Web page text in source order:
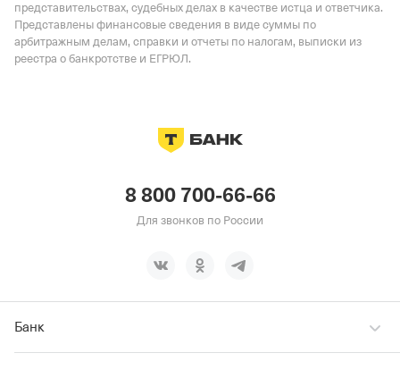
представительствах, судебных делах в качестве истца и ответчика.
Представлены финансовые сведения в виде суммы по
арбитражным делам, справки и отчеты по налогам, выписки из
реестра о банкротстве и ЕГРЮЛ.
8 800 700-66-66
Для звонков по России
Банк